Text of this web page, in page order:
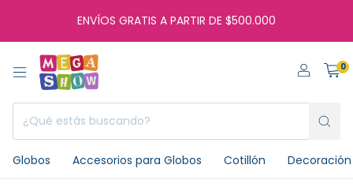
ENVÍOS GRATIS A PARTIR DE $500.000
0
Globos Accesorios para Globos Cotillón